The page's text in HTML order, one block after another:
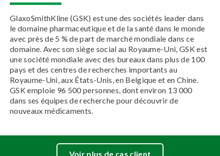
GlaxoSmithKline (GSK) est une des sociétés leader dans
le domaine pharmaceutique et de la santé dans le monde
avec près de 5 % de part de marché mondiale dans ce
domaine. Avec son siège social au Royaume-Uni, GSK est
une société mondiale avec des bureaux dans plus de 100
pays et des centres de recherches importants au
Royaume-Uni, aux États-Unis, en Belgique et en Chine.
GSK emploie 96 500 personnes, dont environ 13 000
dans ses équipes de recherche pour découvrir de
nouveaux médicaments.
Voir plus de cas client